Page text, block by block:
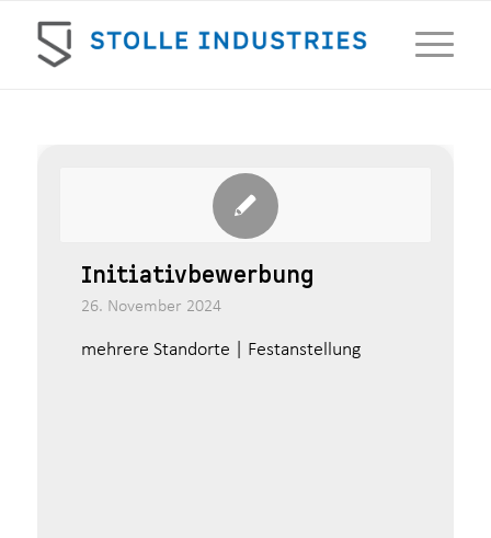
Initiativbewerbung
26. November 2024
mehrere Standorte | Festanstellung